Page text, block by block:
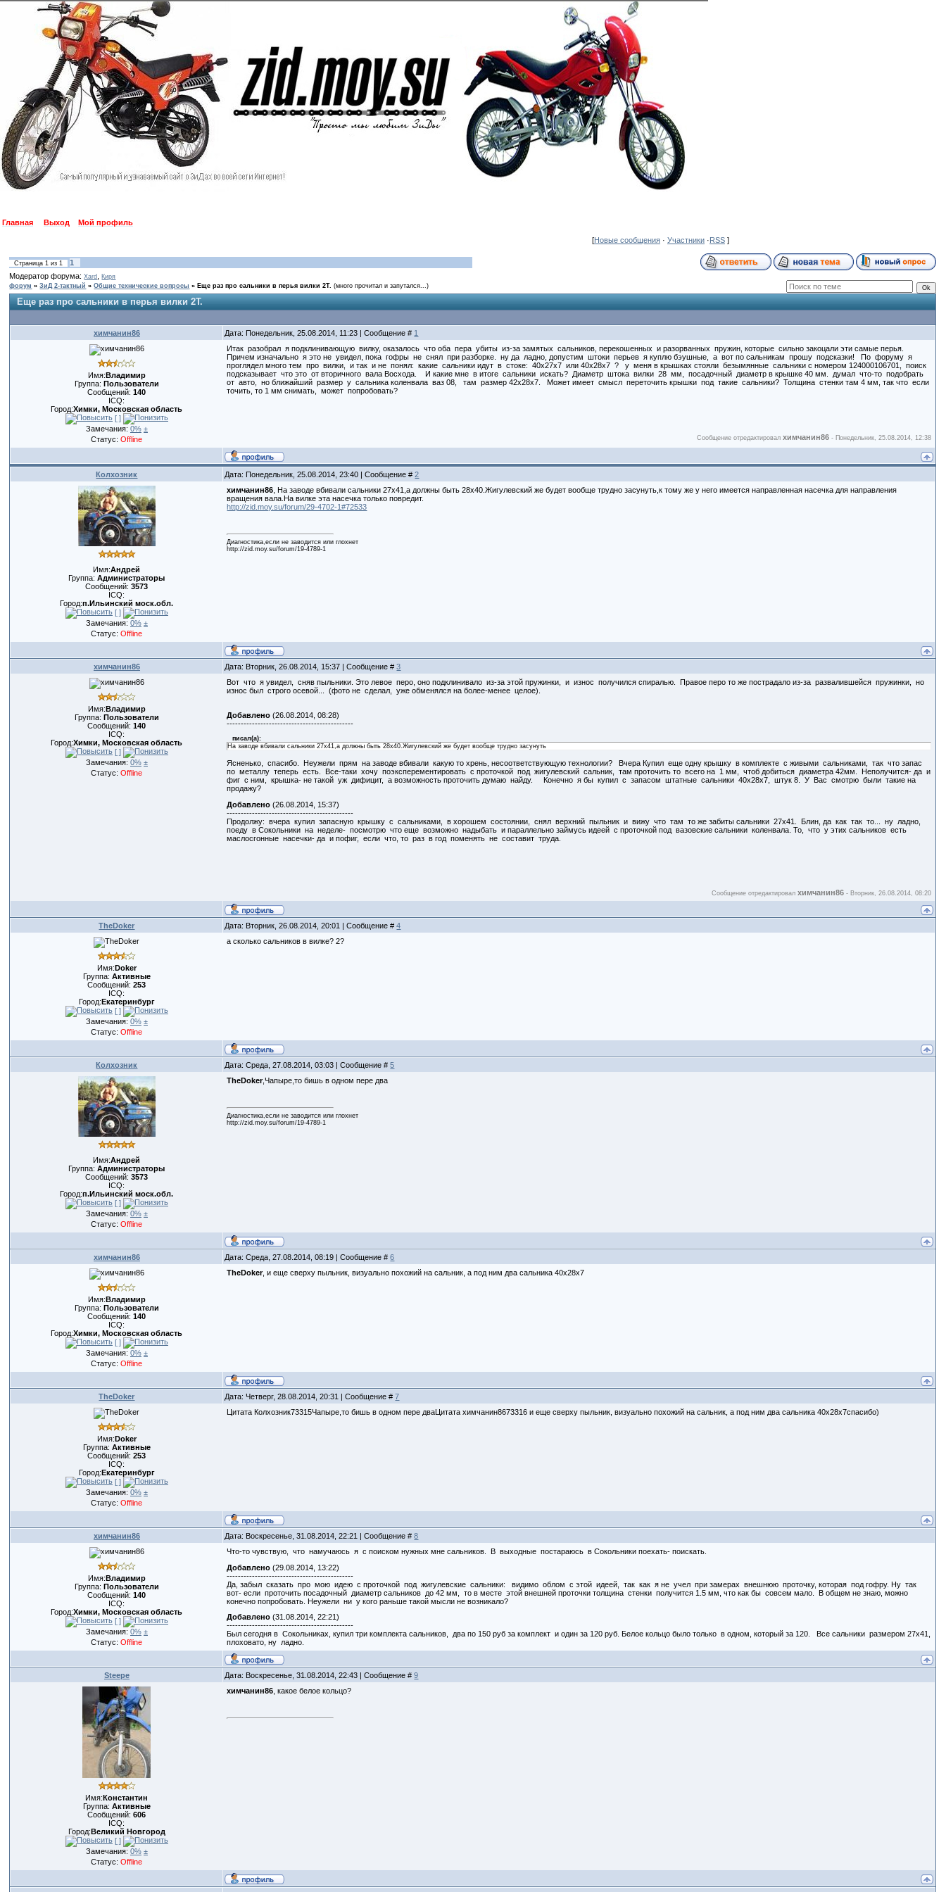
Главная Выход Мой профиль
[Новые сообщения· Участники·RSS]
Страница1 из1
1
Модератор форума:Xard ,Киря
форум » ЗиД 2-тактный » Общие технические вопросы » Еще раз про сальники в перья вилки 2Т. (много прочитал и запутался...)
Еще раз про сальники в перья вилки 2Т.
химчанин86 Дата: Понедельник, 25.08.2014, 11:23 | Сообщение # 1
Имя:Владимир
Группа: Пользователи
Сообщений: 140
ICQ:
Город:Химки, Московская область
[ ]
Замечания: 0% ±
Статус:Offline
Итак разобрал я подклинивающую вилку, оказалось что оба пера убиты из-за замятых сальников, перекошенных и разорванных пружин, которые сильно закоцали эти самые перья.
Причем изначально я это не увидел, пока гофры не снял при разборке. ну да ладно, допустим штоки перьев я куплю бэушные, а вот по сальникам прошу подсказки! По форуму я
проглядел много тем про вилки, и так и не понял: какие сальники идут в стоке: 40х27х7 или 40х28х7 ? у меня в крышках стояли безымянные сальники с номером 124000106701, поиск
подсказывает что это от вторичного вала Восхода. И какие мне в итоге сальники искать? Диаметр штока вилки 28 мм, посадочный диаметр в крышке 40 мм. думал что-то подобрать
от авто, но ближайший размер у сальника коленвала ваз 08, там размер 42х28х7. Может имеет смысл переточить крышки под такие сальники? Толщина стенки там 4 мм, так что если
точить, то 1 мм снимать, может попробовать?
Сообщение отредактировалхимчанин86 - Понедельник, 25.08.2014, 12:38
Колхозник Дата: Понедельник, 25.08.2014, 23:40 | Сообщение #2
Имя:Андрей
Группа:Администраторы
Сообщений: 3573
ICQ:
Город:п.Ильинский моск.обл.
[ ]
Замечания: 0% ±
Статус:Offline
химчанин86 , На заводе вбивали сальники 27х41,а должны быть 28х40.Жигулевский же будет вообще трудно засунуть,к тому же у него имеется направленная насечка для направления
вращения вала.На вилке эта насечка только повредит.
http://zid.moy.su/forum/29-4702-1#72533
Диагностика,если не заводится или глохнет
http://zid.moy.su/forum/19-4789-1
химчанин86 Дата: Вторник, 26.08.2014, 15:37 | Сообщение #3
Имя:Владимир
Группа: Пользователи
Сообщений: 140
ICQ:
Город:Химки, Московская область
[ ]
Замечания: 0% ±
Статус:Offline
Вот что я увидел, сняв пыльники. Это левое перо, оно подклинивало из-за этой пружинки, и износ получился спиралью. Правое перо то же пострадало из-за развалившейся пружинки, но
износ был строго осевой... (фото не сделал, уже обменялся на более-менее целое).
Добавлено (26.08.2014, 08:28)
---------------------------------------------
писал(а):
На заводе вбивали сальники 27х41,а должны быть 28х40.Жигулевский же будет вообще трудно засунуть
Ясненько, спасибо. Неужели прям на заводе вбивали какую то хрень, несоответствующую технологии? Вчера Купил еще одну крышку в комплекте с живыми сальниками, так что запас
по металлу теперь есть. Все-таки хочу поэксперементировать с проточкой под жигулевский сальник, там проточить то всего на 1 мм, чтоб добиться диаметра 42мм. Неполучится- да и
фиг с ним, крышка- не такой уж дифицит, а возможность проточить думаю найду. Конечно я бы купил с запасом штатные сальники 40х28х7, штук 8. У Вас смотрю были такие на
продажу?
Добавлено (26.08.2014, 15:37)
---------------------------------------------
Продолжу: вчера купил запасную крышку с сальниками, в хорошем состоянии, снял верхний пыльник и вижу что там то же забиты сальники 27х41. Блин, да как так то... ну ладно,
поеду в Сокольники на неделе- посмотрю что еще возможно надыбать и параллельно займусь идеей с проточкой под вазовские сальники коленвала. То, что у этих сальников есть
маслосгонные насечки- да и пофиг, если что, то раз в год поменять не составит труда.
Сообщение отредактировалхимчанин86 - Вторник, 26.08.2014, 08:20
TheDoker Дата: Вторник, 26.08.2014, 20:01 | Сообщение #4
Имя:Doker
Группа: Активные
Сообщений: 253
ICQ:
Город:Екатеринбург
[ ]
Замечания: 0% ±
Статус:Offline
а сколько сальников в вилке? 2?
Колхозник Дата: Среда, 27.08.2014, 03:03 | Сообщение #5
Имя:Андрей
Группа:Администраторы
Сообщений: 3573
ICQ:
Город:п.Ильинский моск.обл.
[ ]
Замечания: 0% ±
Статус:Offline
TheDoker,Чапыре,то бишь в одном пере два
Диагностика,если не заводится или глохнет
http://zid.moy.su/forum/19-4789-1
химчанин86 Дата: Среда, 27.08.2014, 08:19 | Сообщение #6
Имя:Владимир
Группа: Пользователи
Сообщений: 140
ICQ:
Город:Химки, Московская область
[ ]
Замечания: 0% ±
Статус:Offline
TheDoker, и еще сверху пыльник, визуально похожий на сальник, а под ним два сальника 40х28х7
TheDoker Дата: Четверг, 28.08.2014, 20:31 | Сообщение #7
Имя:Doker
Группа: Активные
Сообщений: 253
ICQ:
Город:Екатеринбург
[ ]
Замечания: 0% ±
Статус:Offline
Цитата Колхозник73315Чапыре,то бишь в одном пере дваЦитата химчанин8673316 и еще сверху пыльник, визуально похожий на сальник, а под ним два сальника 40х28х7спасибо)
химчанин86 Дата: Воскресенье, 31.08.2014, 22:21 | Сообщение #8
Имя:Владимир
Группа: Пользователи
Сообщений: 140
ICQ:
Город:Химки, Московская область
[ ]
Замечания: 0% ±
Статус:Offline
Что-то чувствую, что намучаюсь я с поиском нужных мне сальников. В выходные постараюсь в Сокольники поехать- поискать.
Добавлено (29.08.2014, 13:22)
---------------------------------------------
Да, забыл сказать про мою идею с проточкой под жигулевские сальники: видимо облом с этой идеей, так как я не учел при замерах внешнюю проточку, которая под гофру. Ну так
вот- если проточить посадочный диаметр сальников до 42 мм, то в месте этой внешней проточки толщина стенки получится 1.5 мм, что как бы совсем мало. В общем не знаю, можно
конечно попробовать. Неужели ни у кого раньше такой мысли не возникало?
Добавлено (31.08.2014, 22:21)
---------------------------------------------
Был сегодня в Сокольниках, купил три комплекта сальников, два по 150 руб за комплект и один за 120 руб. Белое кольцо было только в одном, который за 120. Все сальники размером 27х41,
плоховато, ну ладно.
Steepe Дата: Воскресенье, 31.08.2014, 22:43 | Сообщение #9
Имя:Константин
Группа: Активные
Сообщений: 606
ICQ:
Город:Великий Новгород
[ ]
Замечания: 0% ±
Статус:Offline
химчанин86 , какое белое кольцо?